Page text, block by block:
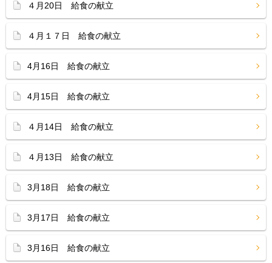
４月20日 給食の献立
４月１７日 給食の献立
4月16日 給食の献立
4月15日 給食の献立
４月14日 給食の献立
４月13日 給食の献立
3月18日 給食の献立
3月17日 給食の献立
3月16日 給食の献立